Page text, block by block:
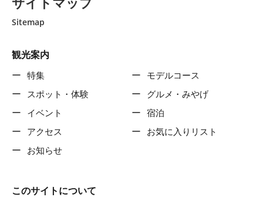
サイトマップ
Sitemap
観光案内
特集
モデルコース
スポット・体験
グルメ・みやげ
イベント
宿泊
アクセス
お気に入りリスト
お知らせ
このサイトについて